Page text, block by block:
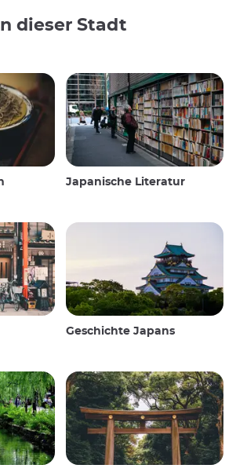
dieser Stadt
Japanische Literatur
Geschichte Japans